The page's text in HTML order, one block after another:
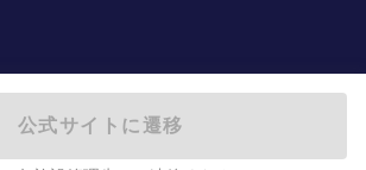
公式サイトに遷移